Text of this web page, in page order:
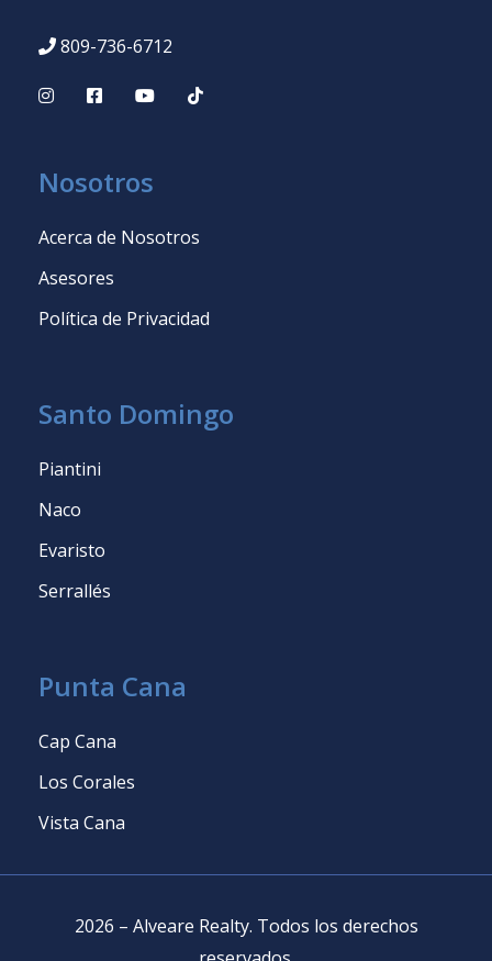
809-736-6712
Nosotros
Acerca de Nosotros
Asesores
Política de Privacidad
Santo Domingo
Piantini
Naco
Evaristo
Serrallés
Punta Cana
Cap Cana
Los Corales
Vista Cana
2026 – Alveare Realty. Todos los derechos